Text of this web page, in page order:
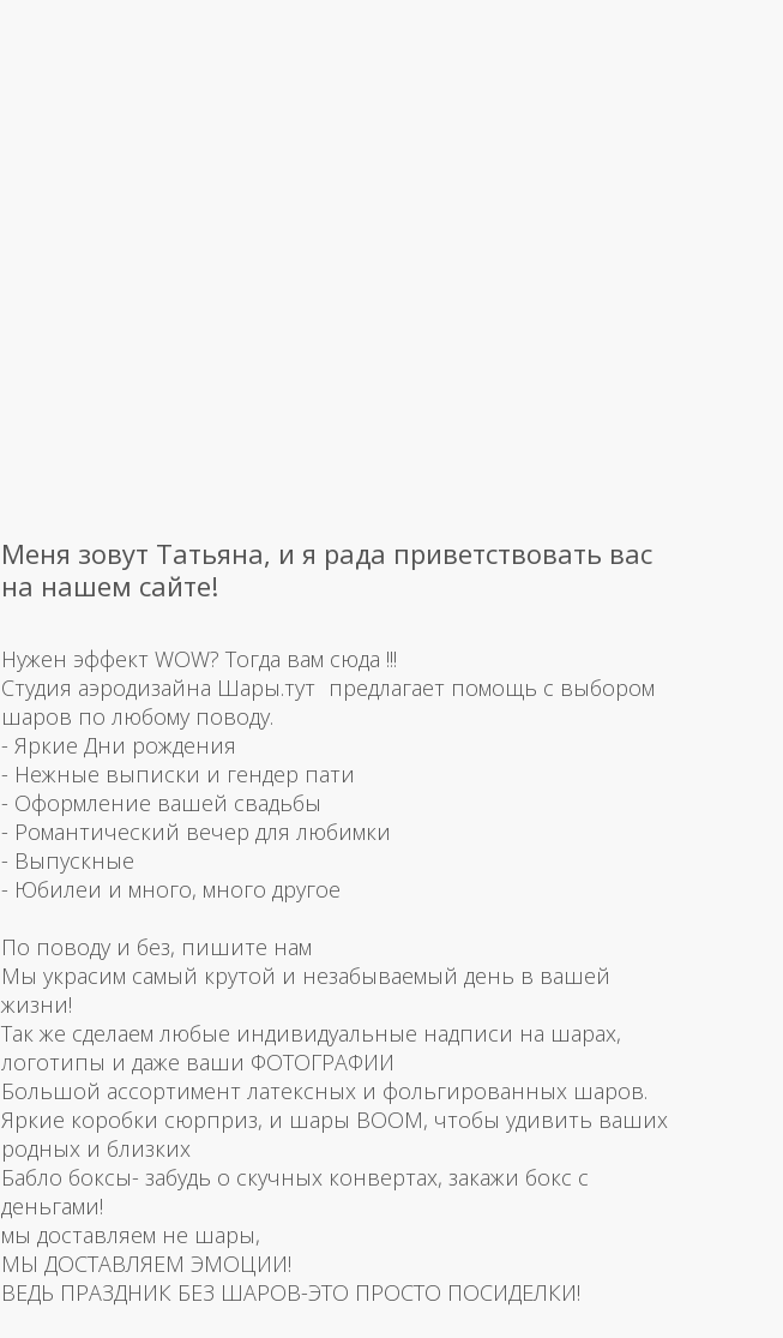
Меня зовут Татьяна, и я рада приветствовать вас
на нашем сайте!
Нужен эффект WOW? Тогда вам сюда !!!
Студия аэродизайна Шары.тут предлагает помощь с выбором
шаров по любому поводу.
- Яркие Дни рождения
- Нежные выписки и гендер пати
- Оформление вашей свадьбы
- Романтический вечер для любимки
- Выпускные
- Юбилеи и много, много другое
По поводу и без, пишите нам
Мы украсим самый крутой и незабываемый день в вашей
жизни!
Так же сделаем любые индивидуальные надписи на шарах,
логотипы и даже ваши ФОТОГРАФИИ
Большой ассортимент латексных и фольгированных шаров.
Яркие коробки сюрприз, и шары BOOM, чтобы удивить ваших
родных и близких
Бабло боксы- забудь о скучных конвертах, закажи бокс с
деньгами!
мы доставляем не шары,
МЫ ДОСТАВЛЯЕМ ЭМОЦИИ!
ВЕДЬ ПРАЗДНИК БЕЗ ШАРОВ-ЭТО ПРОСТО ПОСИДЕЛКИ!